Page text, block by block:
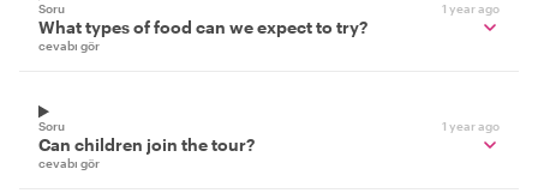
Soru 1 year ago
What types of food can we expect to try?
cevabı gör
Soru 1 year ago
Can children join the tour?
cevabı gör